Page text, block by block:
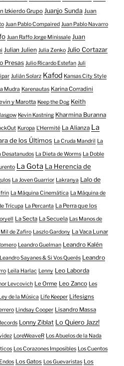
Izkierdo Grupo Juanjo Sunda Juan
Juan Pablo Compaired Juan Pablo Navarro
Juan Raffo Jorge Minissale Juan
Julian Julien Julia Zenko Julio Cortazar
Presas Julio Ricardo Estefan Juli
Julián Solarz Kafod Kansas City Style
Mudra Karenautas Karina Corradini
y Marotta Keep the Dog Keith
Kevin Kastning Kharmina Buranna
Kuropa L'Hermité La Alianza La
de los Últimos La Cruda Mandril
La
Desatanudos La Dieta de Worms La Doble
La Gota La Herencia de
La Joven Guarrior Lakranya Lalo de
La Máquina Cinemática La Máquina de
Trícupa La Percanta La Perra que los
La Secta La Secuela Las Manos de
Mil de Zafiro Laszlo Gardony La Vaca Lunar
Leandro Guelman Leandro Kalén
Leandro Sayanes & Si Vos Querés Leandro
Leila Harlac Lenny Leo Laborda
Levcovich Le Orme Leo Zanco Les
de la Música Life Keeper Lifesigns
Lindsay Cooper Lisandro Massa
Lonny Ziblat Lo Quiero Jazz!
LoreWeaveR Los Abuelos de la Nada
Los Corazones Imposibles Los Cuentos
Los Gatos Los Guevaristas Los